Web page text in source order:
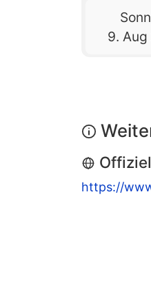
9.
https://